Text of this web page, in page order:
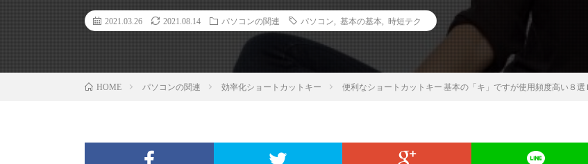
2021.03.26 2021.08.14 パソコンの関連 パソコン 基本の基本 時短テク
HOME パソコンの関連 効率化ショートカットキー 便利なショートカットキー 基本の「キ」ですが使用頻度高い８選